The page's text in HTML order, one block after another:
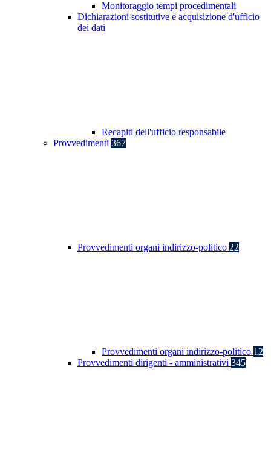
Monitoraggio tempi procedimentali
Dichiarazioni sostitutive e acquisizione d'ufficio
dei dati
Recapiti dell'ufficio responsabile
Provvedimenti 367
Provvedimenti organi indirizzo-politico 22
Provvedimenti organi indirizzo-politico 12
Provvedimenti dirigenti - amministrativi 345